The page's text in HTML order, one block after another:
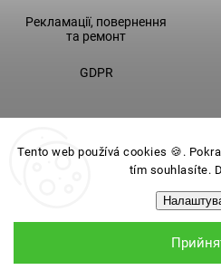
Tento web používá cookies 🍪.
tím souhlasíte.
Рюкзак VOLTA MINI SHINY GREY
Рекламації, повернення
та ремонт
GDPR